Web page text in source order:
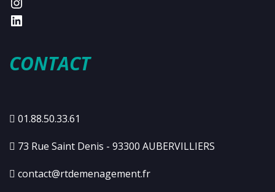
CONTACT
01.88.50.33.61
73 Rue Saint Denis - 93300 AUBERVILLIERS
contact@rtdemenagement.fr